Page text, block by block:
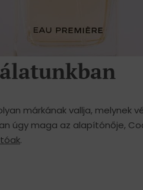
márkának vallja, melynek
úgy maga az alapítónője,
.